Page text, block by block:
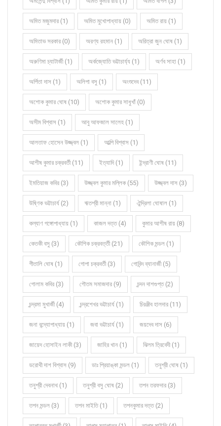
অমিত মজুমদার (1) অমিত মুখোপাধ্যায় (0) অমিত রায় (1)
অমিতাভ সরকার (0) অরণ্য রহমান (1) অরিত্রা জুন ঘোষ (1)
অরুণিমা চ্যাটার্জী (1) অর্কজ্যোতি ভট্টাচার্য্য (1) অর্ণব সাহা (1)
অর্পিতা দাস (1) অলিপা বসু (1) অংশুদেব (11)
অশোক কুমার ঘোষ (10) অশোক কুমার সাধুখাঁ (0)
অসীম বিশ্বাস (1) আবু আফজাল সালেহ (1)
আলতাফ হোসেন উজ্জ্বল (1) আল্পি বিশ্বাস (1)
আশীষ কুমার চক্রবর্তী (11) ইত্যাদি (1) ইন্দ্রাণী ঘোষ (11)
ইমতিয়াজ কবির (3) উজ্জ্বল কুমার মল্লিক (55) উজ্জ্বল দাস (3)
উষ্ণিক ভট্টাচার্য (2) ঋতশ্রী মান্না (1) ঐন্দ্রিলা ঘোষাল (1)
কল্যাণ গঙ্গোপাধ্যায় (1) কাজল দত্ত (4) কুমার আশীষ রায় (8)
কেতকী বসু (3) কৌশিক চক্রবর্ত্তী (21) কৌশিক মন্ডল (1)
গীতালি ঘোষ (1) গোপা চক্রবর্তী (3) গোবিন্দ ব্যানার্জী (5)
গোলাম কবির (3) গৌতম সমাজদার (9) চন্দন দাশগুপ্ত (2)
চন্দ্রমা মুখার্জী (4) চন্দ্রশেখর ভট্টাচার্য (1) চিরঞ্জীব হালদার (11)
জনা বন্দ্যোপাধ্যায় (1) জবা ভট্টাচার্য (1) জয়দেব দাস (6)
জায়েদ হোসাইন লাকী (3) জাহির খান (1) ঝিলম ত্রিবেদী (1)
ডরোথী দাশ বিশ্বাস (9) ডাঃ প্রিয়াঙ্কা মন্ডল (1) তনুশ্রী ঘোষ (1)
তনুশ্রী দেবনাথ (1) তনুশ্রী বসু ঘোষ (2) তপন তরফদার (3)
তপন মন্ডল (3) তপন মাইতি (1) তপনকুমার দত্ত (2)